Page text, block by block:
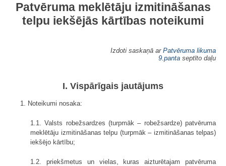
Patvēruma meklētāju izmitināšanas
telpu iekšējās kārtības noteikumi
Izdoti saskaņā ar Patvēruma likuma
9.panta septīto daļu
I. Vispārīgais jautājums
1. Noteikumi nosaka:
1.1. Valsts robežsardzes (turpmāk – robežsardze) patvēruma
meklētāju izmitināšanas telpu (turpmāk – izmitināšanas telpas)
iekšējo kārtību;
1.2. priekšmetus un vielas, kuras aizturētajam patvēruma